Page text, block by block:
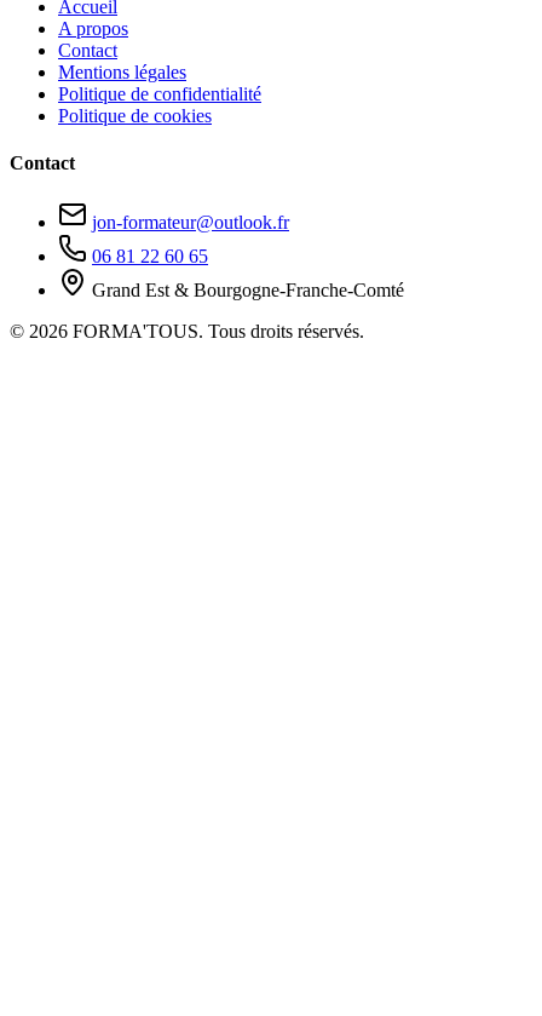
Accueil
A propos
Contact
Mentions légales
Politique de confidentialité
Politique de cookies
Contact
jon-formateur@outlook.fr
06 81 22 60 65
Grand Est & Bourgogne-Franche-Comté
© 2026 FORMA'TOUS. Tous droits réservés.